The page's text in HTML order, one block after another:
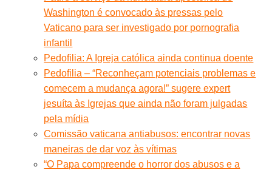
Washington é convocado às pressas pelo
Vaticano para ser investigado por pornografia
infantil
Pedofilia: A Igreja católica ainda continua doente
Pedofilia – “Reconheçam potenciais problemas e
comecem a mudança agora!” sugere expert
jesuíta às Igrejas que ainda não foram julgadas
pela mídia
Comissão vaticana antiabusos: encontrar novas
maneiras de dar voz às vítimas
“O Papa compreende o horror dos abusos e a